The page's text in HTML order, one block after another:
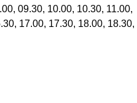
09.30, 10.00, 10.30, 11.00,
17.00, 17.30, 18.00, 18.30,